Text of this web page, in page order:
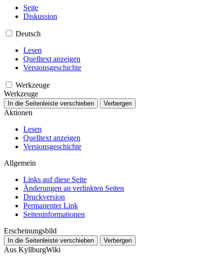
Seite
Diskussion
Deutsch
Lesen
Quelltext anzeigen
Versionsgeschichte
Werkzeuge
Werkzeuge
In die Seitenleiste verschieben Verbergen
Aktionen
Lesen
Quelltext anzeigen
Versionsgeschichte
Allgemein
Links auf diese Seite
Änderungen an verlinkten Seiten
Druckversion
Permanenter Link
Seiten­­informationen
Erscheinungsbild
In die Seitenleiste verschieben Verbergen
Aus KyllburgWiki